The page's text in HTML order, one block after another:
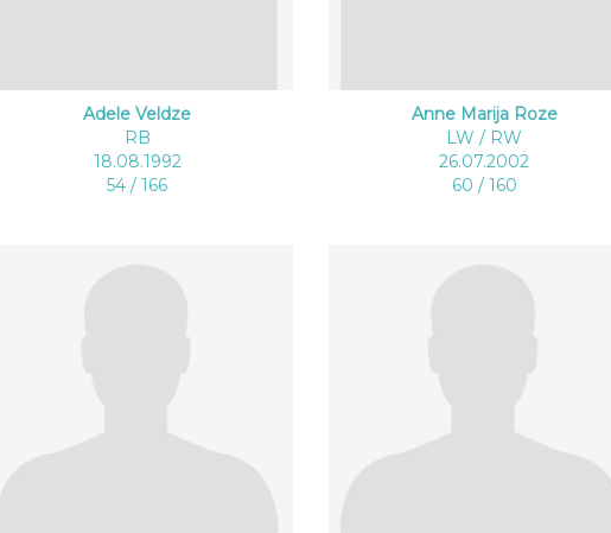
Adele Veldze
RB
18.08.1992
54 / 166
Anne Marija Roze
LW / RW
26.07.2002
60 / 160